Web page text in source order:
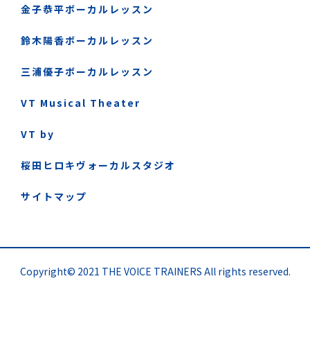
金子恭平ボーカルレッスン
鈴木陽香ボーカルレッスン
三浦優子ボーカルレッスン
VT Musical Theater
VT by
桜田ヒロキヴォーカルスタジオ
サイトマップ
Copyright© 2021 THE VOICE TRAINERS All rights reserved.